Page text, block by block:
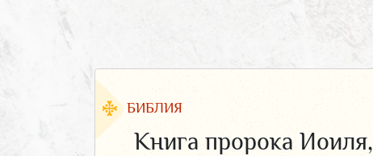
БИБЛИЯ
Книга пророка Иоиля,